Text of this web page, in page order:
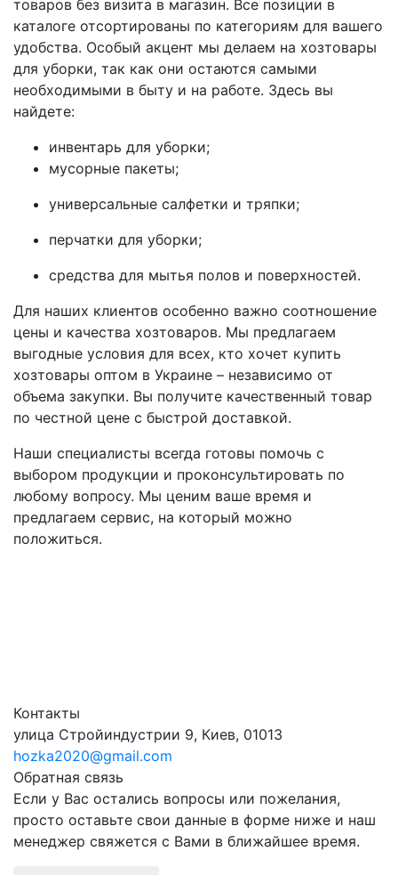
товаров без визита в магазин. Все позиции в
каталоге отсортированы по категориям для вашего
удобства. Особый акцент мы делаем на хозтовары
для уборки, так как они остаются самыми
необходимыми в быту и на работе. Здесь вы
найдете:
инвентарь для уборки;
мусорные пакеты;
универсальные салфетки и тряпки;
перчатки для уборки;
средства для мытья полов и поверхностей.
Для наших клиентов особенно важно соотношение
цены и качества хозтоваров. Мы предлагаем
выгодные условия для всех, кто хочет купить
хозтовары оптом в Украине – независимо от
объема закупки. Вы получите качественный товар
по честной цене с быстрой доставкой.
Наши специалисты всегда готовы помочь с
выбором продукции и проконсультировать по
любому вопросу. Мы ценим ваше время и
предлагаем сервис, на который можно
положиться.
Контакты
улица Стройиндустрии 9, Киев, 01013
hozka2020@gmail.com
Обратная связь
Если у Вас остались вопросы или пожелания,
просто оставьте свои данные в форме ниже и наш
менеджер свяжется с Вами в ближайшее время.